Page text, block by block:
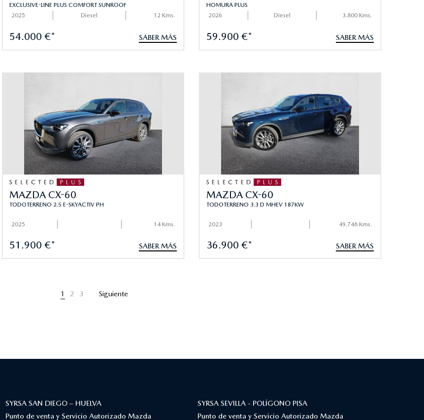
EXCLUSIVE-LINE PLUS COMFORT SUNROOF
2025
Diesel 12 Kms.
54.000 €* SABER MÁS
HOMURA PLUS
2026
Diesel 3.800 Kms.
59.900 €* SABER MÁS
MAZDA CX-60
TODOTERRENO 2.5 E-SKYACTIV PH
2025 14 Kms.
51.900 €* SABER MÁS
MAZDA CX-60
TODOTERRENO 3.3 D MHEV 187KW
2023 49.748 Kms.
36.900 €* SABER MÁS
1 2 3 Siguiente
SYRSA SAN DIEGO – HUELVA
Punto de venta y Servicio Autorizado Mazda
SYRSA SEVILLA - POLÍGONO PISA
Punto de venta y Servicio Autorizado Mazda